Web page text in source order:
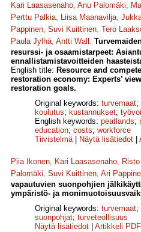
Kari Laasasenaho, Anu Palomäki,
Perttu Palkia, Liisa Maanavilja,
Pappinen, Suvi Kuittinen, Tero
Paula Jylhä, Antti Wall .
resurssi- ja osaamistarpeet:
ennallistamistavoitteiden
English title: Resource and
restoration economy: Experts’
restoration goals.
Original keywords: turvemaat;
koulutus; kustannukset;
English keywords: peatlands;
education; costs; workforce
Tiivistelmä| Näytä lisätiedot
Piia Ikonen, Kari Laasasenaho,
Palomäki, Suvi Kuittinen, Ari
vapautuvien suonpohjien
ympäristö- ja
Original keywords: turvemaat;
suonpohjat; turveteollisuus
Näytä lisätiedot
Artikkeli